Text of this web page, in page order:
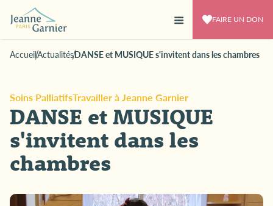
FAIRE UN DON
AccueilActualitésDANSE et MUSIQUE s'invitent dans les chambres
Soins PalliatifsTravailler à Jeanne Garnier
DANSE et MUSIQUE
s'invitent dans les
chambres